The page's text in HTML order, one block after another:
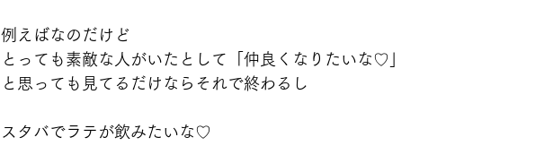
例えばなのだけど
とっても素敵な人がいたとして「仲良くなりたいな♡」
と思っても見てるだけならそれで終わるし
スタバでラテが飲みたいな♡